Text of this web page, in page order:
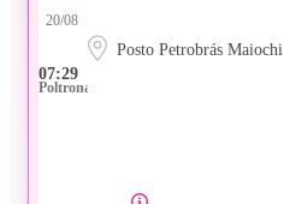
07:29
20/08
Posto Petrobrás Maiochi
Poltrona